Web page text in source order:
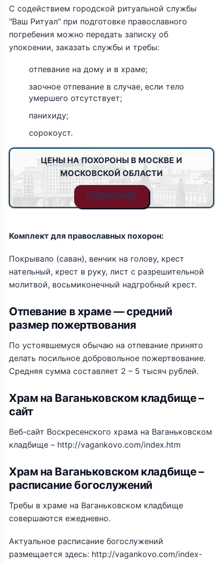
С содействием городской ритуальной службы
"Ваш Ритуал" при подготовке православного
погребения можно передать записку об
упокоении, заказать службы и требы:
отпевание на дому и в храме;
заочное отпевание в случае, если тело
умершего отсутствует;
панихиду;
сорокоуст.
ЦЕНЫ НА ПОХОРОНЫ В МОСКВЕ И
МОСКОВСКОЙ ОБЛАСТИ
ПОДРОБНЕЕ
Комплект для православных похорон:
Покрывало (саван), венчик на голову, крест
нательный, крест в руку, лист с разрешительной
молитвой, восьмиконечный надгробный крест.
Отпевание в храме — средний
размер пожертвования
По устоявшемуся обычаю на отпевание принято
делать посильное добровольное пожертвование.
Средняя сумма составляет 2 – 5 тысяч рублей.
Храм на Ваганьковском кладбище –
сайт
Веб-сайт Воскресенского храма на Ваганьковском
кладбище – http://vagankovo.com/index.htm
Храм на Ваганьковском кладбище –
расписание богослужений
Требы в храме на Ваганьковском кладбище
совершаются ежедневно.
Актуальное расписание богослужений
размещается здесь: http://vagankovo.com/index-